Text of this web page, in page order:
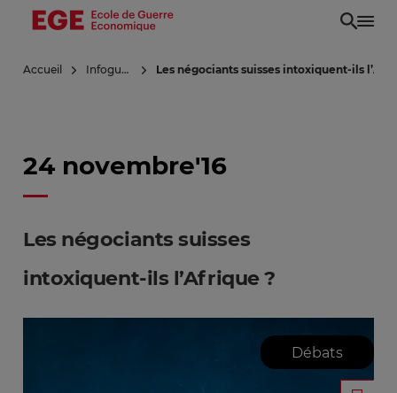
Aller
principal
Accueil Infoguerre Les négociants suisses intoxiquent-ils
24 novembre'16
Les négociants suisses
intoxiquent-ils l’Afrique ?
Débats